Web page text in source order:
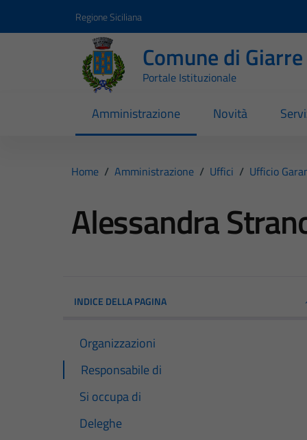
Regione Siciliana
Comune di Giarre
Portale Istituzionale
Amministrazione Novità
Home / Amministrazione / Uffici / Ufficio
Alessandra
INDICE DELLA PAGINA
Organizzazioni
Responsabile di
Si occupa di
Deleghe